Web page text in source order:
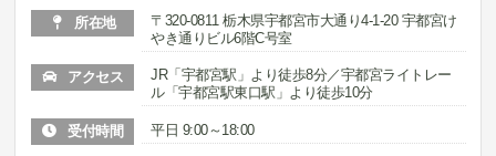
所在地
〒320-0811 栃木県宇都宮市大通り4-1-20 宇都宮け
やき通りビル6階C号室
アクセス
JR「宇都宮駅」より徒歩8分／宇都宮ライトレー
ル「宇都宮駅東口駅」より徒歩10分
受付時間 平日 9:00～18:00